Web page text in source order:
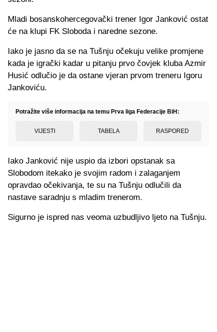
Mladi bosanskohercegovački trener Igor Janković ostat
će na klupi FK Sloboda i naredne sezone.
Iako je jasno da se na Tušnju očekuju velike promjene
kada je igrački kadar u pitanju prvo čovjek kluba Azmir
Husić odlučio je da ostane vjeran prvom treneru Igoru
Jankoviću.
Potražite više informacija na temu Prva liga Federacije BiH:
VIJESTI TABELA RASPORED
Iako Janković nije uspio da izbori opstanak sa
Slobodom itekako je svojim radom i zalaganjem
opravdao očekivanja, te su na Tušnju odlučili da
nastave saradnju s mladim trenerom.
Sigurno je ispred nas veoma uzbudljivo ljeto na Tušnju.